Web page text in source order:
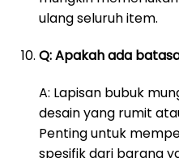
ulang seluruh item.
Q: Apakah ada
A: Lapisan bubuk
desain yang rumit
Penting untuk
spesifik dari barang